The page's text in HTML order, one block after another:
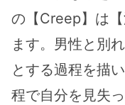
の【Creep】は
ます。男性と別
とする過程を描
程で自分を見失